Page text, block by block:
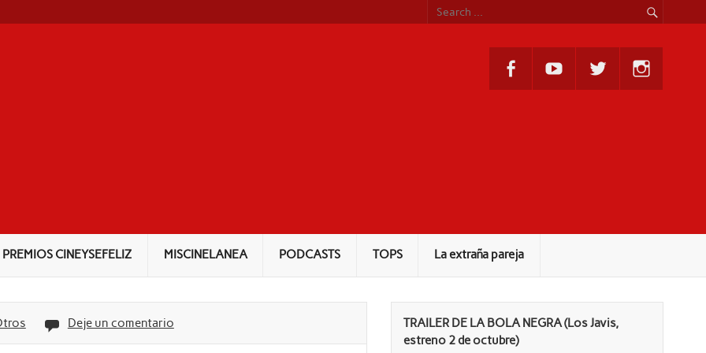
PREMIOS CINEYSEFELIZ MISCINELANEA PODCASTS TOPS La extraña pareja
Deje un comentario
TRAILER DE LA BOLA NEGRA (Los Javis,
estreno 2 de octubre)